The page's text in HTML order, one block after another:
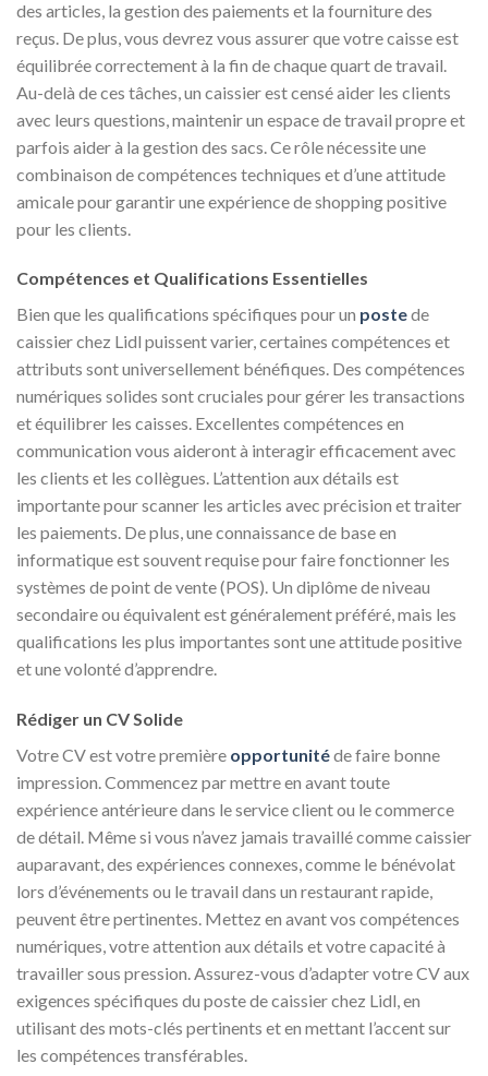
des articles, la gestion des paiements et la fourniture des
reçus. De plus, vous devrez vous assurer que votre caisse est
équilibrée correctement à la fin de chaque quart de travail.
Au-delà de ces tâches, un caissier est censé aider les clients
avec leurs questions, maintenir un espace de travail propre et
parfois aider à la gestion des sacs. Ce rôle nécessite une
combinaison de compétences techniques et d’une attitude
amicale pour garantir une expérience de shopping positive
pour les clients.
Compétences et Qualifications Essentielles
Bien que les qualifications spécifiques pour un postede
caissier chez Lidl puissent varier, certaines compétences et
attributs sont universellement bénéfiques. Des compétences
numériques solides sont cruciales pour gérer les transactions
et équilibrer les caisses. Excellentes compétences en
communication vous aideront à interagir efficacement avec
les clients et les collègues. L’attention aux détails est
importante pour scanner les articles avec précision et traiter
les paiements. De plus, une connaissance de base en
informatique est souvent requise pour faire fonctionner les
systèmes de point de vente (POS). Un diplôme de niveau
secondaire ou équivalent est généralement préféré, mais les
qualifications les plus importantes sont une attitude positive
et une volonté d’apprendre.
Rédiger un CV Solide
Votre CV est votre première opportunitéde faire bonne
impression. Commencez par mettre en avant toute
expérience antérieure dans le service client ou le commerce
de détail. Même si vous n’avez jamais travaillé comme caissier
auparavant, des expériences connexes, comme le bénévolat
lors d’événements ou le travail dans un restaurant rapide,
peuvent être pertinentes. Mettez en avant vos compétences
numériques, votre attention aux détails et votre capacité à
travailler sous pression. Assurez-vous d’adapter votre CV aux
exigences spécifiques du poste de caissier chez Lidl, en
utilisant des mots-clés pertinents et en mettant l’accent sur
les compétences transférables.